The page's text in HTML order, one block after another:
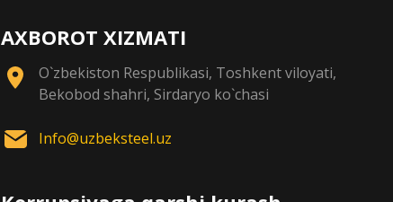
AXBOROT XIZMATI
O`zbekiston Respublikasi, Toshkent viloyati,
Bekobod shahri, Sirdaryo ko`chasi
Info@uzbeksteel.uz